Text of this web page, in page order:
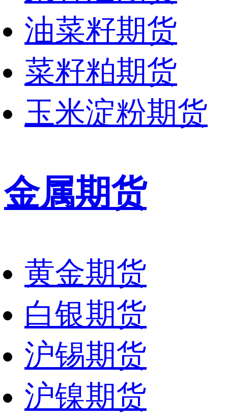
油菜籽期货
菜籽粕期货
玉米淀粉期货
金属期货
黄金期货
白银期货
沪锡期货
沪镍期货